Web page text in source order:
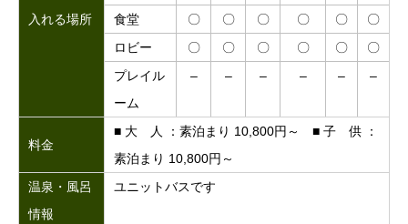
入れる場所
食堂
〇 〇 〇 〇 〇
〇
ロビー
〇 〇 〇 〇 〇
〇
プレイル
ーム
– – – – – –
料金
■ 大 人 ：素泊まり 10,800円～ ■ 子 供 ：
素泊まり 10,800円～
温泉・風呂
情報
ユニットバスです